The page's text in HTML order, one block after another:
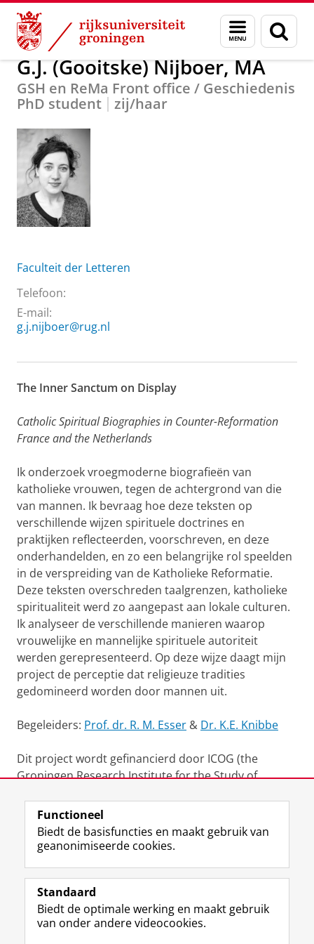
Skip
Content
Skip
Navigation
Menu
en
zoeken
Over ons G.J. (Gooitske) Nijboer, MA
G.J. (Gooitske) Nijboer, MA
GSH en ReMa Front office / Geschiedenis
PhD student
zij/haar
Faculteit der Letteren
Telefoon:
E-mail:
g.j.nijboer@rug.nl
The Inner Sanctum on Display
Catholic Spiritual Biographies in Counter-Reformation
France and the Netherlands
Ik onderzoek vroegmoderne biografieën van
katholieke vrouwen, tegen de achtergrond van die
van mannen. Ik bevraag hoe deze teksten op
verschillende wijzen spirituele doctrines en
praktijken reflecteerden, voorschreven, en deze
onderhandelden, en zo een belangrijke rol speelden
in de verspreiding van de Katholieke Reformatie.
Deze teksten overschreden taalgrenzen, katholieke
spiritualiteit werd zo aangepast aan lokale culturen.
Ik analyseer de verschillende manieren waarop
vrouwelijke en mannelijke spirituele autoriteit
werden gerepresenteerd. Op deze wijze daagt mijn
project de perceptie dat religieuze tradities
gedomineerd worden door mannen uit.
Begeleiders: Prof. dr. R. M. Esser & Dr. K.E. Knibbe
Dit project wordt gefinancierd door ICOG (the
Groningen Research Institute for the Study of
Laatst gewijzigd: 04 februari 2025 07:51
Volg de RUG
F
a
e
b
L
i
k
e
R
S
-
f
I
n
t
Y
o
T
Studiekiezers
Functioneel
Biedt de basisfuncties en maakt gebruik van
geanonimiseerde cookies.
Standaard
Biedt de optimale werking en maakt gebruik
van onder andere videocookies.